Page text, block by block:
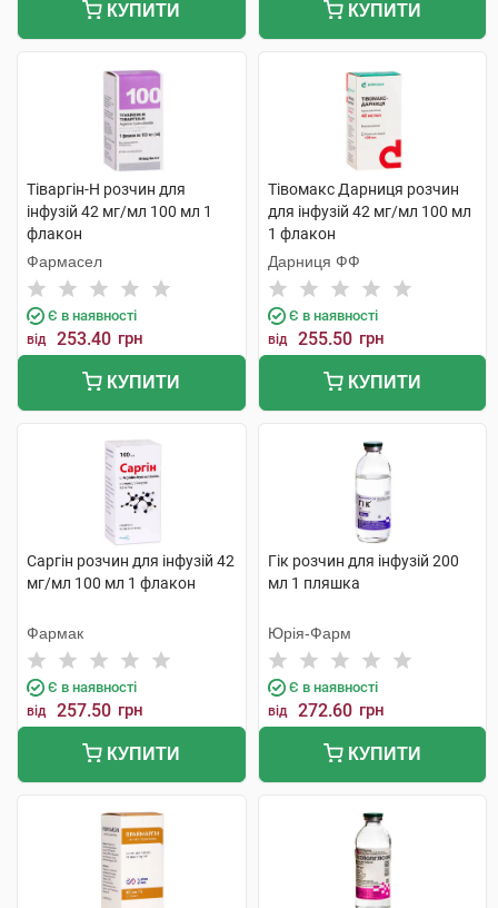
КУПИТИ КУПИТИ
Тіваргін-Н розчин для
інфузій 42 мг/мл 100 мл 1
флакон
Фармасел
Є в наявності
від 253.40 грн
КУПИТИ
Тівомакс Дарниця розчин
для інфузій 42 мг/мл 100 мл
1 флакон
Дарниця ФФ
Є в наявності
від 255.50 грн
КУПИТИ
Саргін розчин для інфузій 42
мг/мл 100 мл 1 флакон
Фармак
Є в наявності
від 257.50 грн
КУПИТИ
Гік розчин для інфузій 200
мл 1 пляшка
Юрія-Фарм
Є в наявності
від 272.60 грн
КУПИТИ